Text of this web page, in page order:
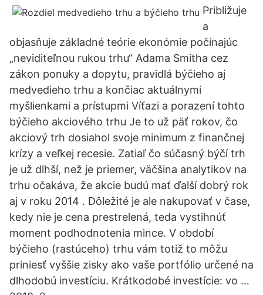
Približuje
a
objasňuje základné teórie ekonómie počínajúc
„neviditeľnou rukou trhu“ Adama Smitha cez
zákon ponuky a dopytu, pravidlá býčieho aj
medvedieho trhu a končiac aktuálnymi
myšlienkami a prístupmi Víťazi a porazení tohto
býčieho akciového trhu Je to už päť rokov, čo
akciový trh dosiahol svoje minimum z finančnej
krízy a veľkej recesie. Zatiaľ čo súčasný býčí trh
je už dlhší, než je priemer, väčšina analytikov na
trhu očakáva, že akcie budú mať ďalší dobrý rok
aj v roku 2014 . Dôležité je ale nakupovať v čase,
kedy nie je cena prestrelená, teda vystihnúť
moment podhodnotenia mince. V období
býčieho (rastúceho) trhu vám totiž to môžu
priniesť vyššie zisky ako vaše portfólio určené na
dlhodobú investíciu. Krátkodobé investície: vo …